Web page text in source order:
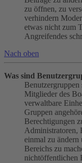
zu öffnen, zu
verhindern
etwas nicht zum
Angreifendes
Nach oben
Was sind
Mitglieder des
verwaltbare
Gruppen
Berechtigungen
Administratoren,
einmal zu ändern
Bereichs zu
nichtöffentlichen